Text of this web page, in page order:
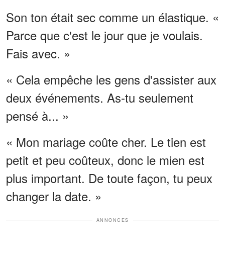
Son ton était sec comme un élastique. «
Parce que c'est le jour que je voulais.
Fais avec. »
« Cela empêche les gens d'assister aux
deux événements. As-tu seulement
pensé à... »
« Mon mariage coûte cher. Le tien est
petit et peu coûteux, donc le mien est
plus important. De toute façon, tu peux
changer la date. »
ANNONCES